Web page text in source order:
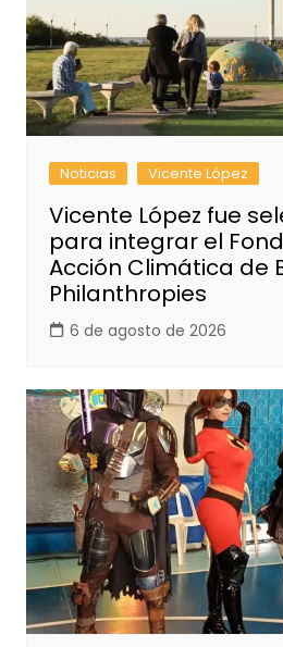
Noticias Vicente López
Vicente López fue
para integrar el
Acción Climática de
Philanthropies
6 de agosto de 2026